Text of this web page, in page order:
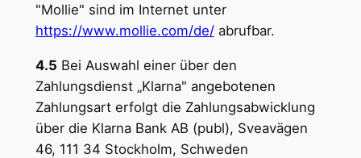
"Mollie" sind im Internet unter
https://www.mollie.com/de/abrufbar.
4.5 Bei Auswahl einer über den
Zahlungsdienst „Klarna" angebotenen
Zahlungsart erfolgt die Zahlungsabwicklung
über die Klarna Bank AB (publ), Sveavägen
46, 111 34 Stockholm, Schweden